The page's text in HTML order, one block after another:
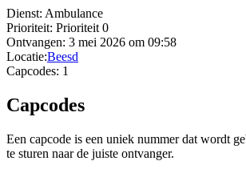
Dienst: Ambulance
Prioriteit: Prioriteit 0
Ontvangen: 3 mei 2026 om 09:58
Locatie:Beesd
Capcodes: 1
Capcodes
Een capcode is een uniek nummer dat wordt
te sturen naar de juiste ontvanger.